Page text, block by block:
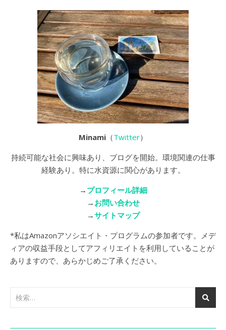
Minami （Twitter）
持続可能な社会に興味あり、ブログを開始。環境関連の仕事
経験あり。特に水資源に関心があります。
→ プロフィール詳細
→ お問い合わせ
→サイトマップ
*私はAmazonアソシエイト・プログラムの参加者です。メデ
ィアの収益手段としてアフィリエイトを利用していることが
ありますので、あらかじめご了承ください。